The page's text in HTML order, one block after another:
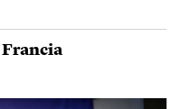
Francia